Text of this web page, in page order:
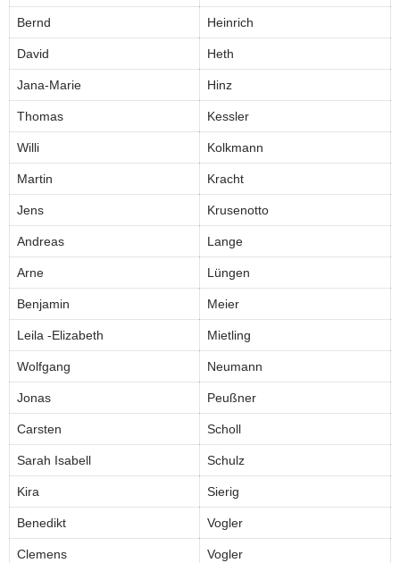
Bernd Heinrich
David Heth
Jana-Marie Hinz
Thomas Kessler
Willi Kolkmann
Martin Kracht
Jens Krusenotto
Andreas Lange
Arne Lüngen
Benjamin Meier
Leila -Elizabeth Mietling
Wolfgang Neumann
Jonas Peußner
Carsten Scholl
Sarah Isabell Schulz
Kira Sierig
Benedikt Vogler
Clemens Vogler